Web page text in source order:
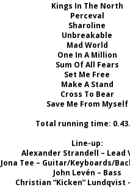
Kings In The North
Perceval
Sharoline
Unbreakable
Mad World
One In A Million
Sum Of All Fears
Set Me Free
Make A Stand
Cross To Bear
Save Me From Myself
Total running time:
Line-up:
Alexander Strandell – Lead
Jona Tee – Guitar/Keyboards/
John Levén – Bass
Christian “Kicken” Lundqvist